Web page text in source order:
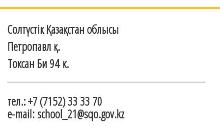
Солтүстік Қазақстан облысы
Петропавл қ.
Токсан Би 94 к.
тел.: +7 (7152) 33 33 70
e-mail: school_21@sqo.gov.kz